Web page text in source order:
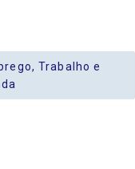
Trabalho e